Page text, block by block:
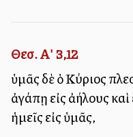
Θεσ. Α' 3,12
ὑμᾶς δὲ ὁ Κύριος
ἀγάπῃ εἰς ἀλλήλους
ἡμεῖς εἰς ὑμᾶς,